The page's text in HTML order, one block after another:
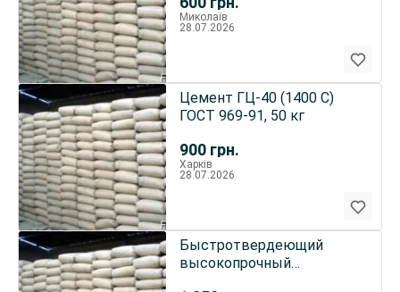
Миколаїв
28.07.2026
900 грн.
Цемент ГЦ-40 (1400 С)
ГОСТ 969-91, 50 кг
Харків
28.07.2026
Быстротвердеющий
высокопрочный